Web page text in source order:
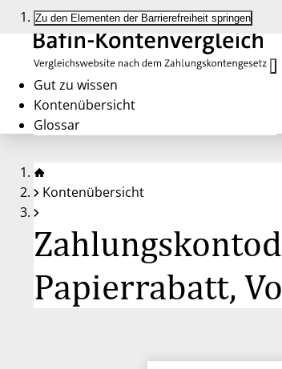
Zu den Elementen der Barrierefreiheit springen
Gut zu wissen
Kontenübersicht
Glossar
Kontenübersicht
Papierrabatt,